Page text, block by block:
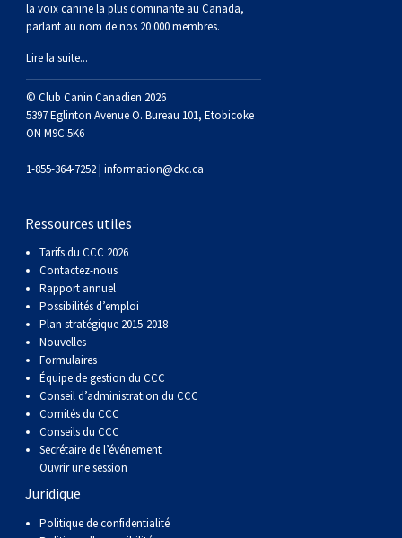
la voix canine la plus dominante au Canada,
parlant au nom de nos 20 000 membres.
Lire la suite...
© Club Canin Canadien 2026
5397 Eglinton Avenue O. Bureau 101, Etobicoke
ON M9C 5K6
1-855-364-7252 | information@ckc.ca
Ressources utiles
Tarifs du CCC 2026
Contactez-nous
Rapport annuel
Possibilités d’emploi
Plan stratégique 2015-2018
Nouvelles
Formulaires
Équipe de gestion du CCC
Conseil d’administration du CCC
Comités du CCC
Conseils du CCC
Secrétaire de l’événement
Ouvrir une session
Juridique
Politique de confidentialité